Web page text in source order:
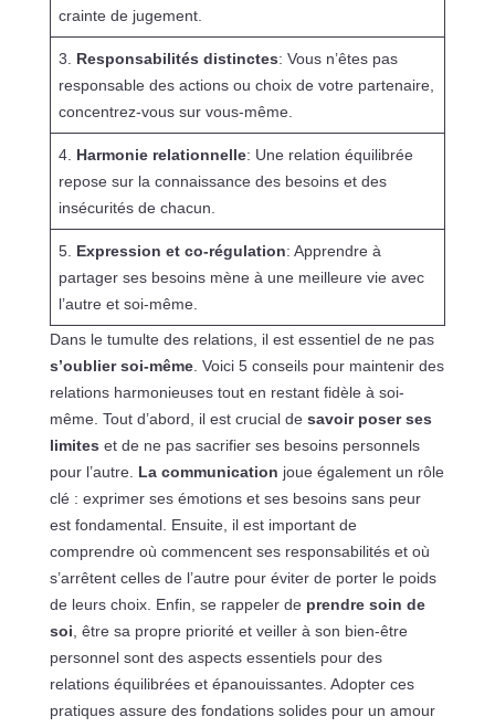
crainte de jugement.
3. Responsabilités distinctes: Vous n’êtes pas
responsable des actions ou choix de votre partenaire,
concentrez-vous sur vous-même.
4. Harmonie relationnelle: Une relation équilibrée
repose sur la connaissance des besoins et des
insécurités de chacun.
5. Expression et co-régulation: Apprendre à
partager ses besoins mène à une meilleure vie avec
l’autre et soi-même.
Dans le tumulte des relations, il est essentiel de ne pas
s’oublier soi-même. Voici 5 conseils pour maintenir des
relations harmonieuses tout en restant fidèle à soi-
même. Tout d’abord, il est crucial de savoir poser ses
limites et de ne pas sacrifier ses besoins personnels
pour l’autre. La communication joue également un rôle
clé : exprimer ses émotions et ses besoins sans peur
est fondamental. Ensuite, il est important de
comprendre où commencent ses responsabilités et où
s’arrêtent celles de l’autre pour éviter de porter le poids
de leurs choix. Enfin, se rappeler de prendre soin de
soi , être sa propre priorité et veiller à son bien-être
personnel sont des aspects essentiels pour des
relations équilibrées et épanouissantes. Adopter ces
pratiques assure des fondations solides pour un amour